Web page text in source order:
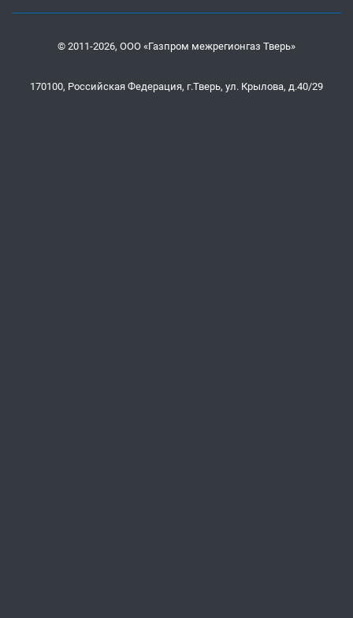
© 2011-2026, ООО «Газпром межрегионгаз Тверь»
170100, Российская Федерация, г.Тверь, ул. Крылова, д.40/29